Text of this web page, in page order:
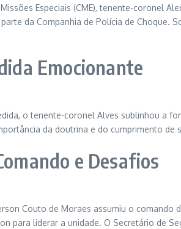
Especiais (CME), tenente-coronel
da Companhia de Polícia de Choque.
Emocionante
o tenente-coronel Alves sublinhou a
da doutrina e do cumprimento de
e Desafios
Couto de Moraes assumiu o comando
para liderar a unidade. O Secretário de